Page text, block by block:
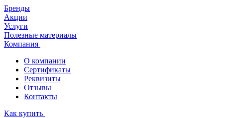
Бренды
Акции
Услуги
Полезные материалы
Компания
О компании
Сертификаты
Реквизиты
Отзывы
Контакты
Как купить